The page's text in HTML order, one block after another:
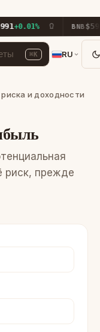
+0.01% BNB
⌘K RU
и доходности
риск, прежде